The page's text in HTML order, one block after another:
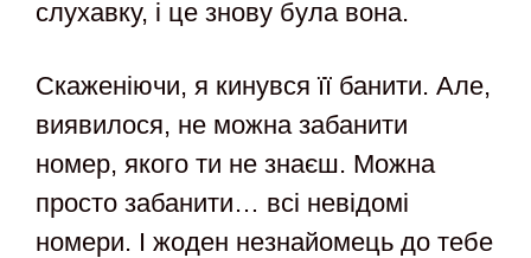
слухавку, і це знову була вона.
Скаженіючи, я кинувся її банити. Але,
виявилося, не можна забанити
номер, якого ти не знаєш. Можна
просто забанити… всі невідомі
номери. І жоден незнайомець до тебе